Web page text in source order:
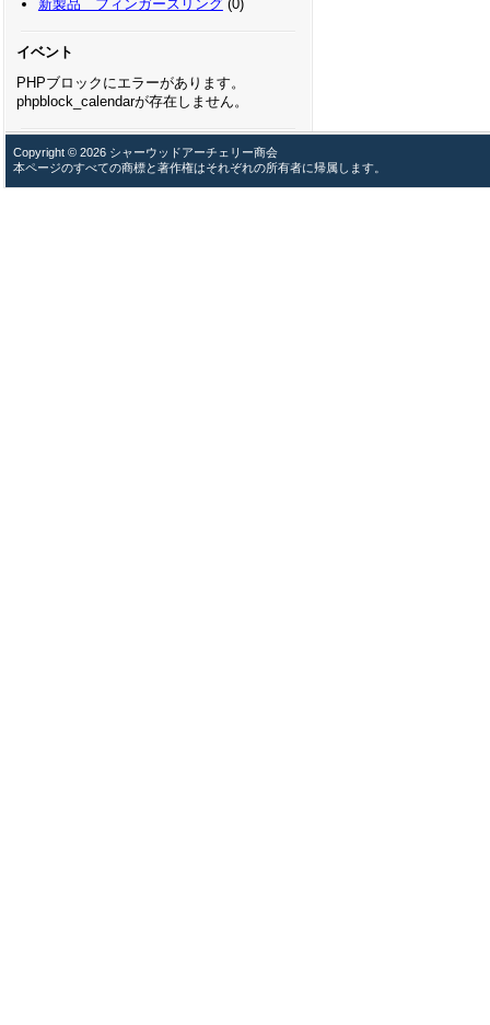
新製品 フィンガースリング (0)
イベント
PHPブロックにエラーがあります。
phpblock_calendarが存在しません。
Copyright © 2026 シャーウッドアーチェリー商会
本ページのすべての商標と著作権はそれぞれの所有者に帰属します。